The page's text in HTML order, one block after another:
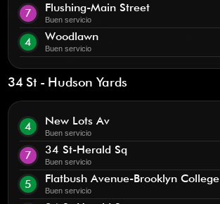
7 Flushing-Main Street
Buen servicio
4 Woodlawn
Buen servicio
34 St - Hudson Yards
4 New Lots Av
Buen servicio
7 34 St-Herald Sq
Buen servicio
5 Flatbush Avenue-Brooklyn College
Buen servicio